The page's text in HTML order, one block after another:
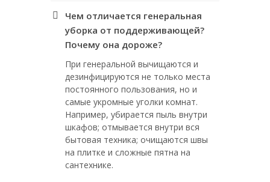
Чем отличается генеральная
уборка от поддерживающей?
Почему она дороже?
При генеральной вычищаются и
дезинфицируются не только места
постоянного пользования, но и
самые укромные уголки комнат.
Например, убирается пыль внутри
шкафов; отмывается внутри вся
бытовая техника; очищаются швы
на плитке и сложные пятна на
сантехнике.